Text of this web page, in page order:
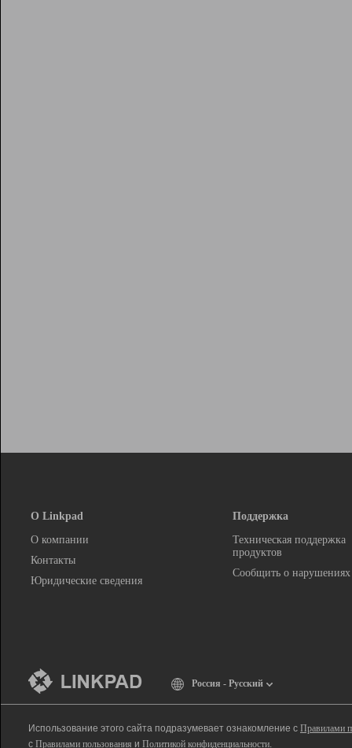
О Linkpad
О компании
Контакты
Юридические сведения
Поддержка
Техническая поддержка
продуктов
Сообщить о нарушениях
Россия - Русский
Использование этого сайта подразумевает ознакомление с Правилами
с Правилами пользования и Политикой конфиденциальности.